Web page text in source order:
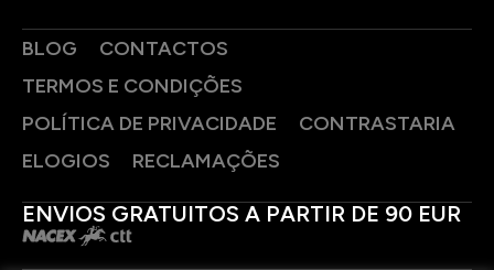
BLOG
CONTACTOS
TERMOS E CONDIÇÕES
POLÍTICA DE PRIVACIDADE
CONTRASTARIA
ELOGIOS
RECLAMAÇÕES
ENVIOS GRATUITOS A PARTIR DE 90 EUR